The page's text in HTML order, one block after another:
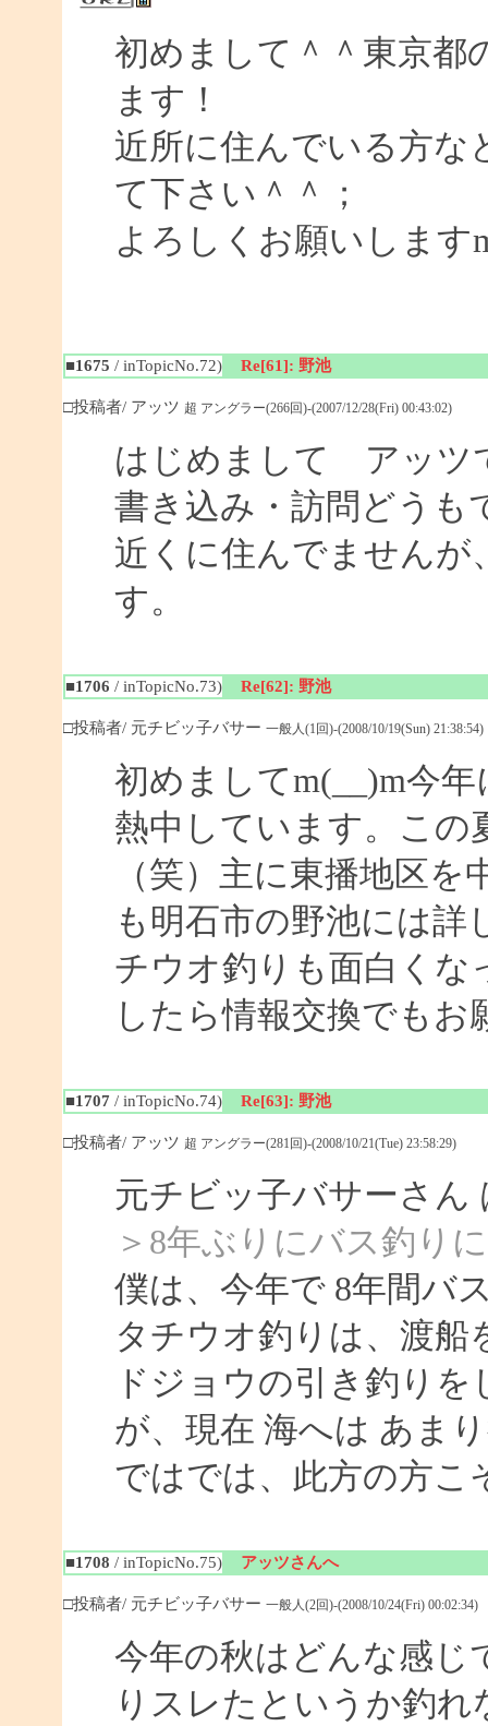
初めまして＾＾東京都
ます！
近所に住んでいる方な
て下さい＾＾；
よろしくお願いします
■1675 / inTopicNo.72) Re[61]: 野池
□投稿者/ アッツ 超 アングラー(266回)-(2007/12/28(Fri) 00:43:02)
はじめまして アッツ
書き込み・訪問どうも
近くに住んでませんが
す。
■1706 / inTopicNo.73) Re[62]: 野池
□投稿者/ 元チビッ子バサー 一般人(1回)-(2008/10/19(Sun) 21:38:54)
初めましてm(__)m今
熱中しています。この
（笑）主に東播地区
も明石市の野池には
チウオ釣りも面白くな
したら情報交換でもお
■1707 / inTopicNo.74) Re[63]: 野池
□投稿者/ アッツ 超 アングラー(281回)-(2008/10/21(Tue) 23:58:29)
元チビッ子バサーさ
＞8年ぶりにバス釣り
僕は、今年で 8年間バ
タチウオ釣りは、渡船
ドジョウの引き釣り
が、現在 海へは あま
ではでは、此方の方こ
■1708 / inTopicNo.75) アッツさんへ
□投稿者/ 元チビッ子バサー 一般人(2回)-(2008/10/24(Fri) 00:02:34)
今年の秋はどんな感じ
りスレたというか釣